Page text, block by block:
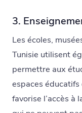
3.
Les écoles,
Tunisie utilisent
permettre aux
espaces
favorise l’accès à